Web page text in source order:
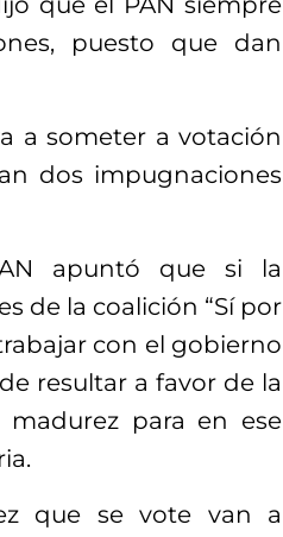
puesto que dan
a someter a votación
dos impugnaciones
apuntó que si la
de la coalición “Sí por
con el gobierno
resultar a favor de la
para en ese
que se vote van a